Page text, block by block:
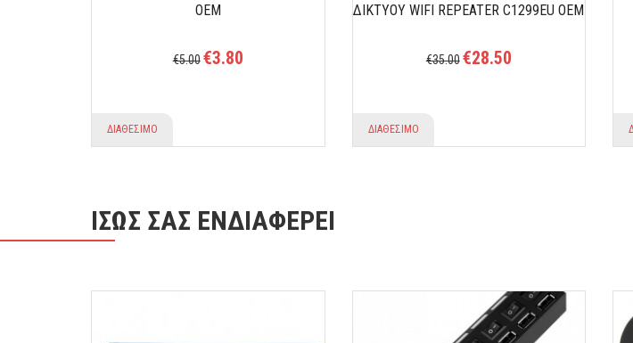
ΟΕΜ
€5.00 €3.80
ΔΙΑΘΕΣΙΜΟ
ΔΙΚΤΥΟΥ WIFI REPEATER C1299EU OEM
€35.00 €28.50
ΔΙΑΘΕΣΙΜΟ
ΙΣΩΣ ΣΑΣ ΕΝΔΙΑΦΕΡΕΙ